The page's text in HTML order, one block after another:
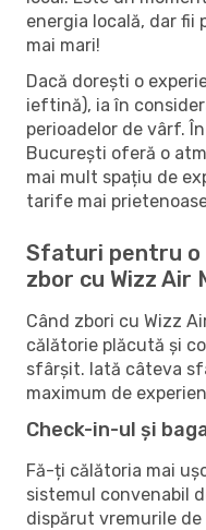
energia locală, dar fii
mai mari!
Dacă dorești o
ieftină), ia în
perioadelor de vârf.
București oferă o
mai mult spațiu de
tarife mai
Sfaturi pentru o
zbor cu Wizz Air
Când zbori cu Wizz
călătorie plăcută și
sfârșit. Iată câteva
maximum de
Check-in-ul și
Fă-ți călătoria mai
sistemul convenabil
dispărut vremurile